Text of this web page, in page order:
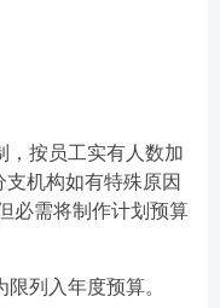
，按员工实有人数加
支机构如有特殊原因
必需将制作计划预算
列入年度预算。